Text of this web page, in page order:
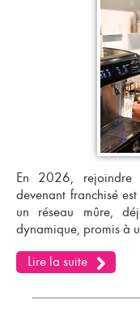
En 2026, rejoindre
devenant franchisé
un réseau mûre,
dynamique, promis à
Lire la suite